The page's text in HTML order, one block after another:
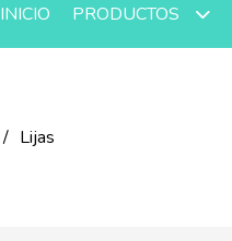
INICIO PRODUCTOS
Lijas